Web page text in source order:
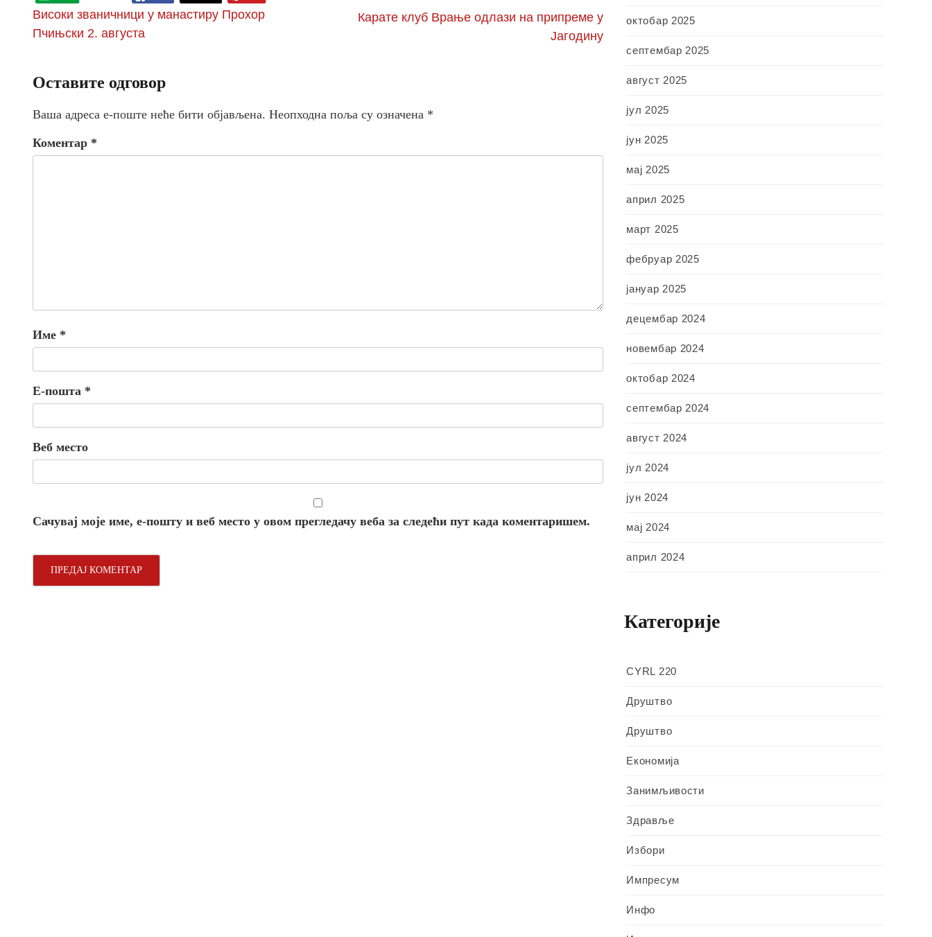
Високи званичници у манастиру Прохор
Пчињски 2. августа
Карате клуб Врање одлази на припреме у
Јагодину
Оставите одговор
Ваша адреса е-поште неће бити објављена. Неопходна поља су означена *
Коментар *
Име *
Е-пошта *
Веб место
Сачувај моје име, е-пошту и веб место у овом прегледачу веба за следећи пут када коментаришем.
октобар 2025
септембар 2025
август 2025
јул 2025
јун 2025
мај 2025
април 2025
март 2025
фебруар 2025
јануар 2025
децембар 2024
новембар 2024
октобар 2024
септембар 2024
август 2024
јул 2024
јун 2024
мај 2024
април 2024
Категорије
CYRL 220
Друштво
Друштво
Економија
Занимљивости
Здравље
Избори
Импресум
Инфо